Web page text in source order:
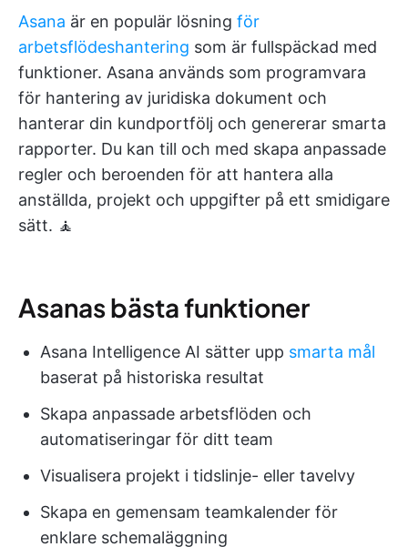
Asana är en populär lösning för
arbetsflödeshantering som är fullspäckad med
funktioner. Asana används som programvara
för hantering av juridiska dokument och
hanterar din kundportfölj och genererar smarta
rapporter. Du kan till och med skapa anpassade
regler och beroenden för att hantera alla
anställda, projekt och uppgifter på ett smidigare
sätt. 🧘
Asanas bästa funktioner
Asana Intelligence AI sätter upp smarta mål
baserat på historiska resultat
Skapa anpassade arbetsflöden och
automatiseringar för ditt team
Visualisera projekt i tidslinje- eller tavelvy
Skapa en gemensam teamkalender för
enklare schemaläggning